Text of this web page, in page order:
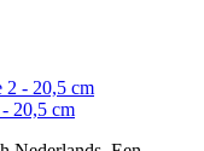
20,5 cm